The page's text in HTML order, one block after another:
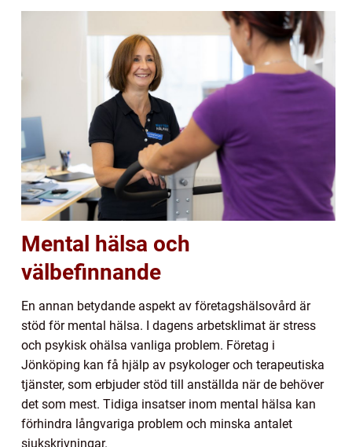
Mental hälsa och
välbefinnande
En annan betydande aspekt av företagshälsovård är
stöd för mental hälsa. I dagens arbetsklimat är stress
och psykisk ohälsa vanliga problem. Företag i
Jönköping kan få hjälp av psykologer och terapeutiska
tjänster, som erbjuder stöd till anställda när de behöver
det som mest. Tidiga insatser inom mental hälsa kan
förhindra långvariga problem och minska antalet
sjukskrivningar.